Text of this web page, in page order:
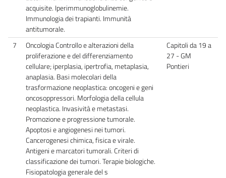
acquisite. Iperimmunoglobulinemie.
Immunologia dei trapianti. Immunità
antitumorale.
7
Oncologia Controllo e alterazioni della
proliferazione e del differenziamento
cellulare; iperplasia, ipertrofia, metaplasia,
anaplasia. Basi molecolari della
trasformazione neoplastica: oncogeni e geni
oncosoppressori. Morfologia della cellula
neoplastica. Invasività e metastasi.
Promozione e progressione tumorale.
Apoptosi e angiogenesi nei tumori.
Cancerogenesi chimica, fisica e virale.
Antigeni e marcatori tumorali. Criteri di
classificazione dei tumori. Terapie biologiche.
Fisiopatologia generale del s
Capitoli da 19 a
27 - GM
Pontieri